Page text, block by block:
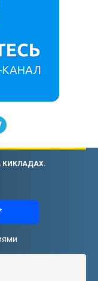
КИКЛАДАХ.